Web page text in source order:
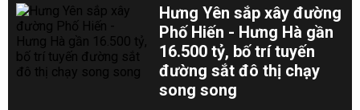
Hưng Yên sắp xây đường
Phố Hiến - Hưng Hà gần
16.500 tỷ, bố trí tuyến
đường sắt đô thị chạy
song song